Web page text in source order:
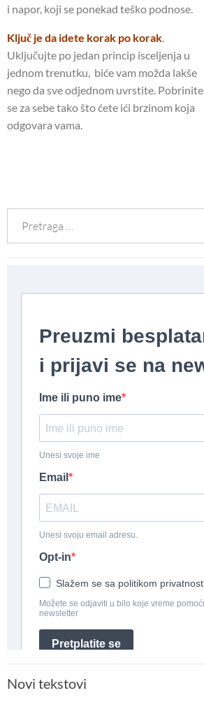
i napor, koji se ponekad teško podnose.
Ključ je da idete korak po korak
Uključujte po jedan princip isceljenja u
jednom trenutku, biće vam možda lakše
nego da sve odjednom uvrstite. Pobrinite
se za sebe tako što ćete ići brzinom koja
odgovara vama.
Novi tekstovi